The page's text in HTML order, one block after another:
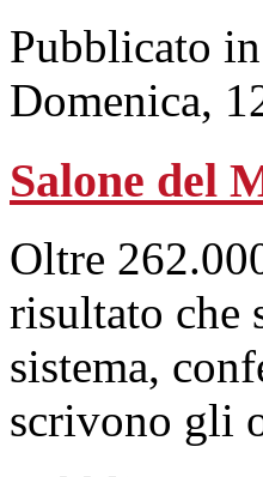
Pubblicato in
Domenica,
Salone del
Oltre
risultato che
sistema,
scrivono gli